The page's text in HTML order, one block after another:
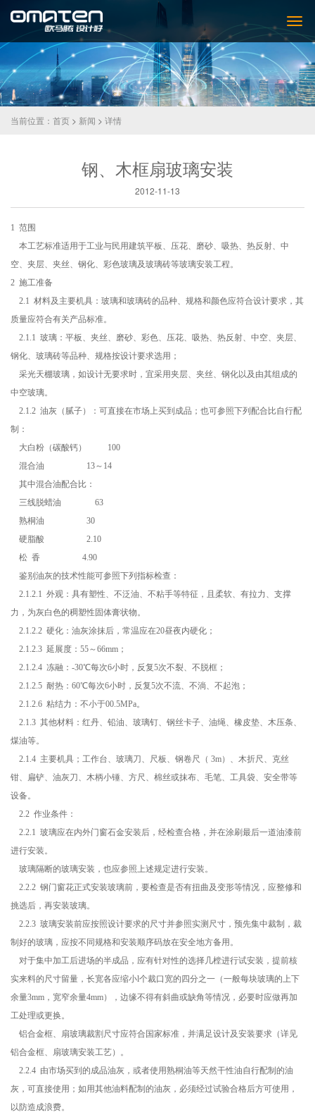
当前位置： 首页 > 新闻 > 详情
钢、木框扇玻璃安装
2012-11-13
1 范围
本工艺标准适用于工业与民用建筑平板、压花、磨砂、吸热、热反射、中
空、夹层、夹丝、钢化、彩色玻璃及玻璃砖等玻璃安装工程。
2 施工准备
2.1 材料及主要机具：玻璃和玻璃砖的品种、规格和颜色应符合设计要求，其
质量应符合有关产品标准。
2.1.1 玻璃：平板、夹丝、磨砂、彩色、压花、吸热、热反射、中空、夹层、
钢化、玻璃砖等品种、规格按设计要求选用；
采光天棚玻璃，如设计无要求时，宜采用夹层、夹丝、钢化以及由其组成的
中空玻璃。
2.1.2 油灰（腻子）：可直接在市场上买到成品；也可参照下列配合比自行配
制：
大白粉（碳酸钙） 100
混合油 13～14
其中混合油配合比：
三线脱蜡油 63
熟桐油 30
硬脂酸 2.10
松 香 4.90
鉴别油灰的技术性能可参照下列指标检查：
2.1.2.1 外观：具有塑性、不泛油、不粘手等特征，且柔软、有拉力、支撑
力，为灰白色的稠塑性固体膏状物。
2.1.2.2 硬化：油灰涂抹后，常温应在20昼夜内硬化；
2.1.2.3 延展度：55～66mm；
2.1.2.4 冻融：-30℃每次6小时，反复5次不裂、不脱框；
2.1.2.5 耐热：60℃每次6小时，反复5次不流、不淌、不起泡；
2.1.2.6 粘结力：不小于00.5MPa。
2.1.3 其他材料：红丹、铅油、玻璃钉、钢丝卡子、油绳、橡皮垫、木压条、
煤油等。
2.1.4 主要机具；工作台、玻璃刀、尺板、钢卷尺（ 3m）、木折尺、克丝
钳、扁铲、油灰刀、木柄小锤、方尺、棉丝或抹布、毛笔、工具袋、安全带等
设备。
2.2 作业条件：
2.2.1 玻璃应在内外门窗石金安装后，经检查合格，并在涂刷最后一道油漆前
进行安装。
玻璃隔断的玻璃安装，也应参照上述规定进行安装。
2.2.2 钢门窗花正式安装玻璃前，要检查是否有扭曲及变形等情况，应整修和
挑选后，再安装玻璃。
2.2.3 玻璃安装前应按照设计要求的尺寸并参照实测尺寸，预先集中裁制，裁
制好的玻璃，应按不同规格和安装顺序码放在安全地方备用。
对于集中加工后进场的半成品，应有针对性的选择几樘进行试安装，提前核
实来料的尺寸留量，长宽各应缩小l个裁口宽的四分之一（一般每块玻璃的上下
余量3mm，宽窄余量4mm），边缘不得有斜曲或缺角等情况，必要时应做再加
工处理或更换。
铝合金框、扇玻璃裁割尺寸应符合国家标准，并满足设计及安装要求（详见
铝合金框、扇玻璃安装工艺）。
2.2.4 由市场买到的成品油灰，或者使用熟桐油等天然干性油自行配制的油
灰，可直接使用；如用其他油料配制的油灰，必须经过试验合格后方可使用，
以防造成浪费。